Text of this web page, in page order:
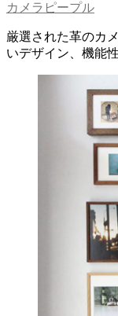
カメラピープル
厳選された革のカ
いデザイン、機能